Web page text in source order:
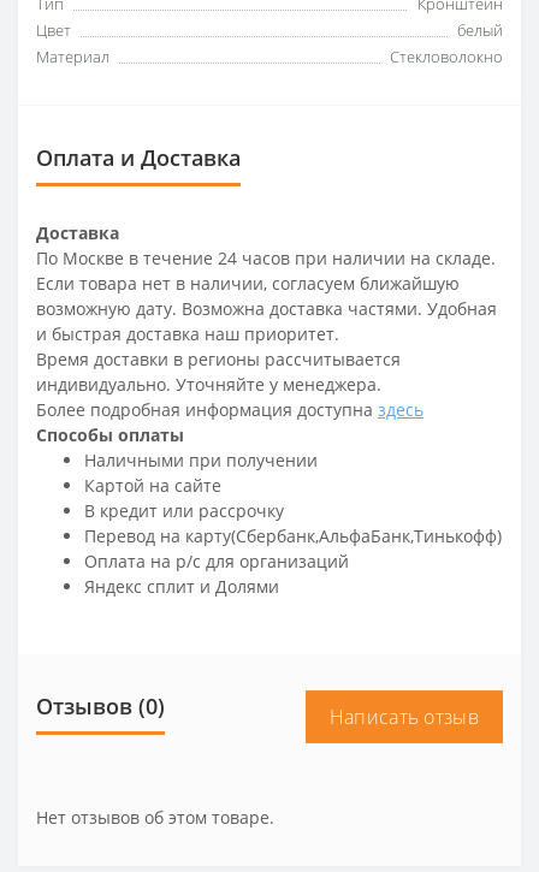
Цвет
белый
Материал
Стекловолокно
Оплата и Доставка
Доставка
По Москве в течение 24 часов при наличии на складе.
Если товара нет в наличии, согласуем ближайшую
возможную дату. Возможна доставка частями. Удобная
и быстрая доставка наш приоритет.
Время доставки в регионы рассчитывается
индивидуально. Уточняйте у менеджера.
Более подробная информация доступна здесь
Способы оплаты
Наличными при получении
Картой на сайте
В кредит или рассрочку
Перевод на карту(Сбербанк,АльфаБанк,Тинькофф)
Оплата на р/c для организаций
Яндекс сплит и Долями
Отзывов (0) Написать отзыв
Нет отзывов об этом товаре.